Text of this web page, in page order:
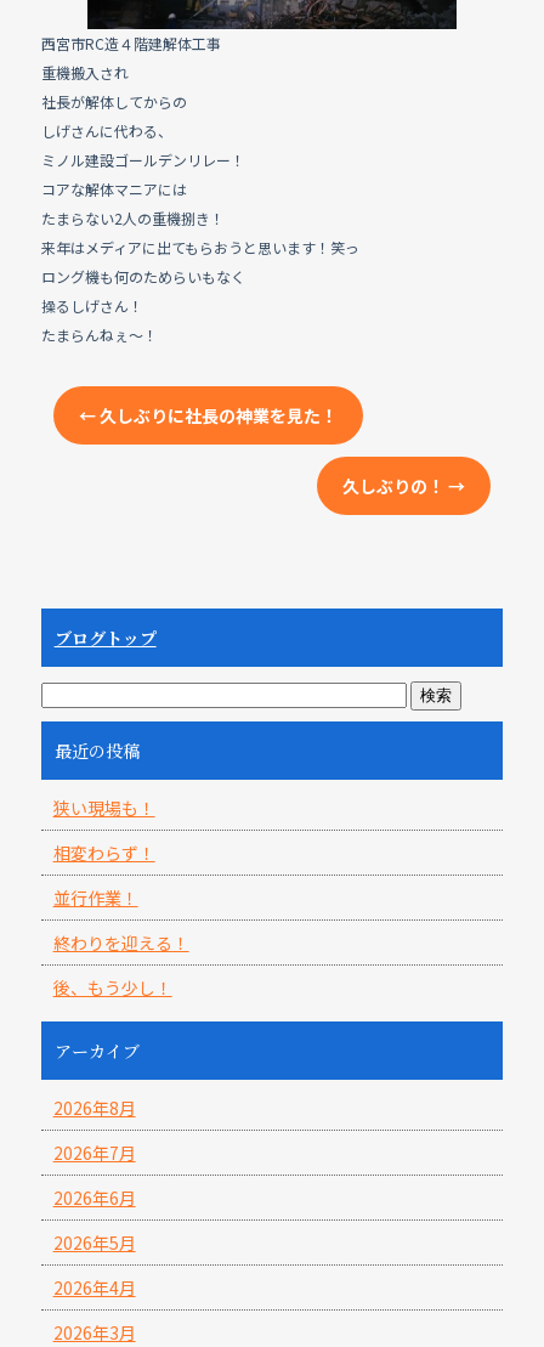
k
西宮市RC造４階建解体工事
重機搬入され
社長が解体してからの
しげさんに代わる、
ミノル建設ゴールデンリレー！
コアな解体マニアには
たまらない2人の重機捌き！
来年はメディアに出てもらおうと思います！笑っ
ロング機も何のためらいもなく
操るしげさん！
たまらんねぇ～！
←久しぶりに社長の神業を見た！
久しぶりの！→
ブログトップ
最近の投稿
狭い現場も！
相変わらず！
並行作業！
終わりを迎える！
後、もう少し！
アーカイブ
2026年8月
2026年7月
2026年6月
2026年5月
2026年4月
2026年3月